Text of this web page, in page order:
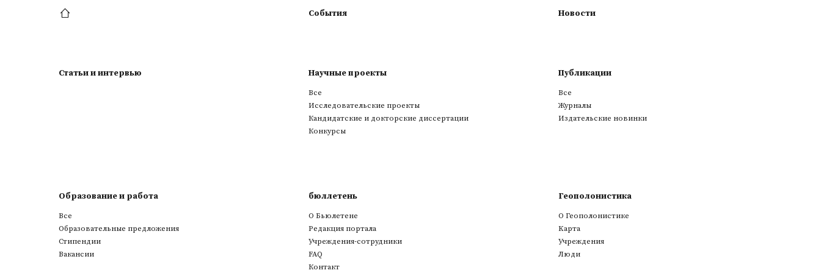
События Новости
Статьи и интервью Научные проекты
Все
Исследовательские проекты
Кандидатские и докторские диссертации
Конкурсы
Публикации
Все
Журналы
Издательские новинки
Образование и работа
Все
Образовательные предложения
Стипендии
Вакансии
бюллетень
О Бьюлетене
Редакция портала
Учреждения-сотрудники
FAQ
Контакт
Геополонистика
О Геополонистике
Kарта
Учреждения
Люди